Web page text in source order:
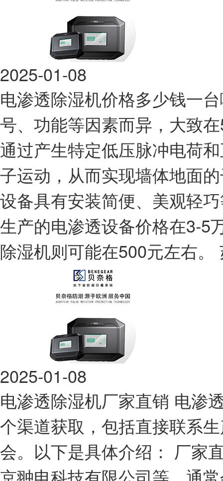
2025-01-08
电渗透除湿机价格多少钱一
号、功能等因素而异，大致
通过产生特定低压脉冲电荷
子运动，从而实现墙体地面
设备具有安装简便、美观轻
生产的电渗透设备价格在3-5
除湿机则可能在500元左右
2025-01-08
电渗透除湿机厂家直销 电渗
个渠道获取，包括直接联系
会。以下是具体介绍： 厂家